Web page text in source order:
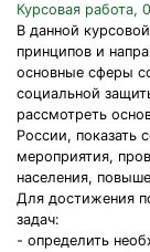
Курсовая работа,
В данной
принципов и
основные сферы
социальной
рассмотреть
России,
мероприятия,
населения,
Для достижения
задач:
- определить